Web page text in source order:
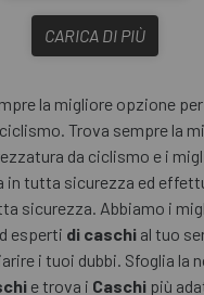
CARICA DI PIÙ
la migliore opzione
Trova sempre la
da ciclismo e i
in tutta sicurezza ed
sicurezza. Abbiamo i
esperti di caschi al tuo
i tuoi dubbi. Sfoglia la
e trova i Caschi più